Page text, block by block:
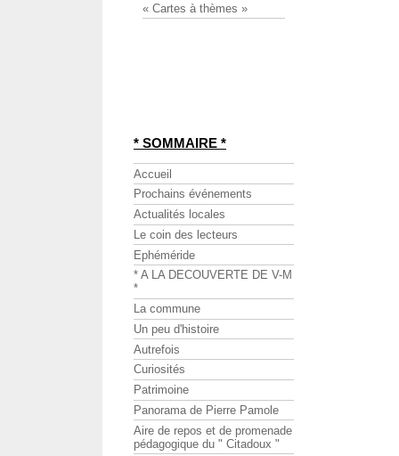
« Cartes à thèmes »
* SOMMAIRE *
Accueil
Prochains événements
Actualités locales
Le coin des lecteurs
Ephéméride
* A LA DECOUVERTE DE V-M
*
La commune
Un peu d'histoire
Autrefois
Curiosités
Patrimoine
Panorama de Pierre Pamole
Aire de repos et de promenade
pédagogique du " Citadoux "